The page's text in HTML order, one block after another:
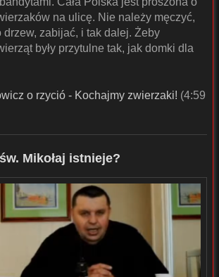
na ulicę. Nie należy męczyć,
drzew, zabijać, i tak dalej. Żeby
były przytulne tak, jak domki dla
o rzyció - Kochajmy zwierzaki! (4:59
Mikołaj istnieje?